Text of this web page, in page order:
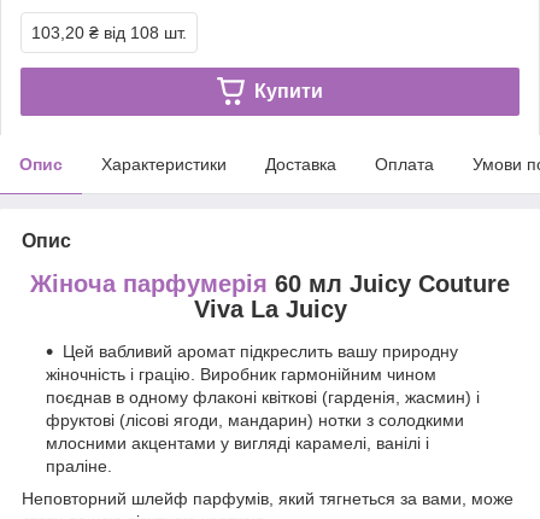
103,20 ₴ від 108 шт.
Купити
Опис Характеристики Доставка Оплата Умови
Опис
Жіноча парфумерія 60 мл Juicy Couture
Viva La Juicy
Цей вабливий аромат підкреслить вашу природну
жіночність і грацію. Виробник гармонійним чином
поєднав в одному флаконі квіткові (гарденія, жасмин) і
фруктові (лісові ягоди, мандарин) нотки з солодкими
млосними акцентами у вигляді карамелі, ванілі і
праліне.
Неповторний шлейф парфумів, який тягнеться за вами, може